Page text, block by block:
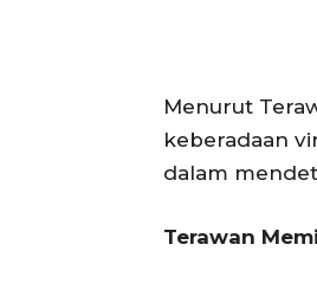
Menurut
keberadaan
dalam
Terawan